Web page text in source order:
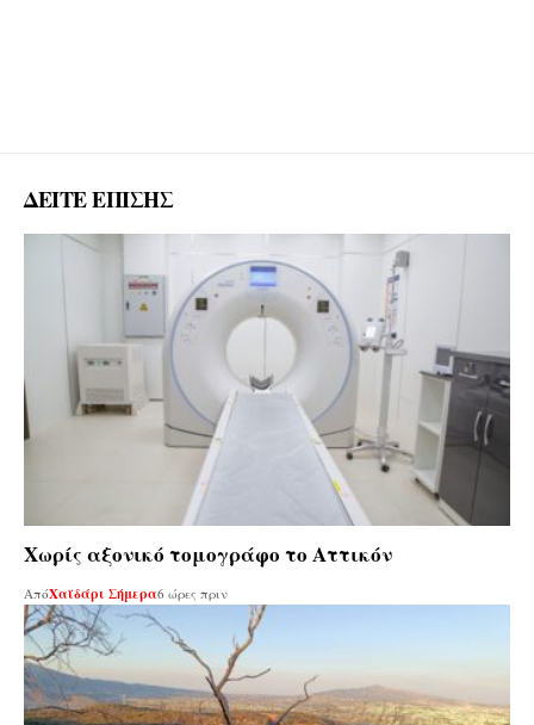
ΔΕΙΤΕ ΕΠΙΣΗΣ
Χωρίς αξονικό τομογράφο το Αττικόν
ΑπόΧαϊδάρι Σήμερα6 ώρες πριν